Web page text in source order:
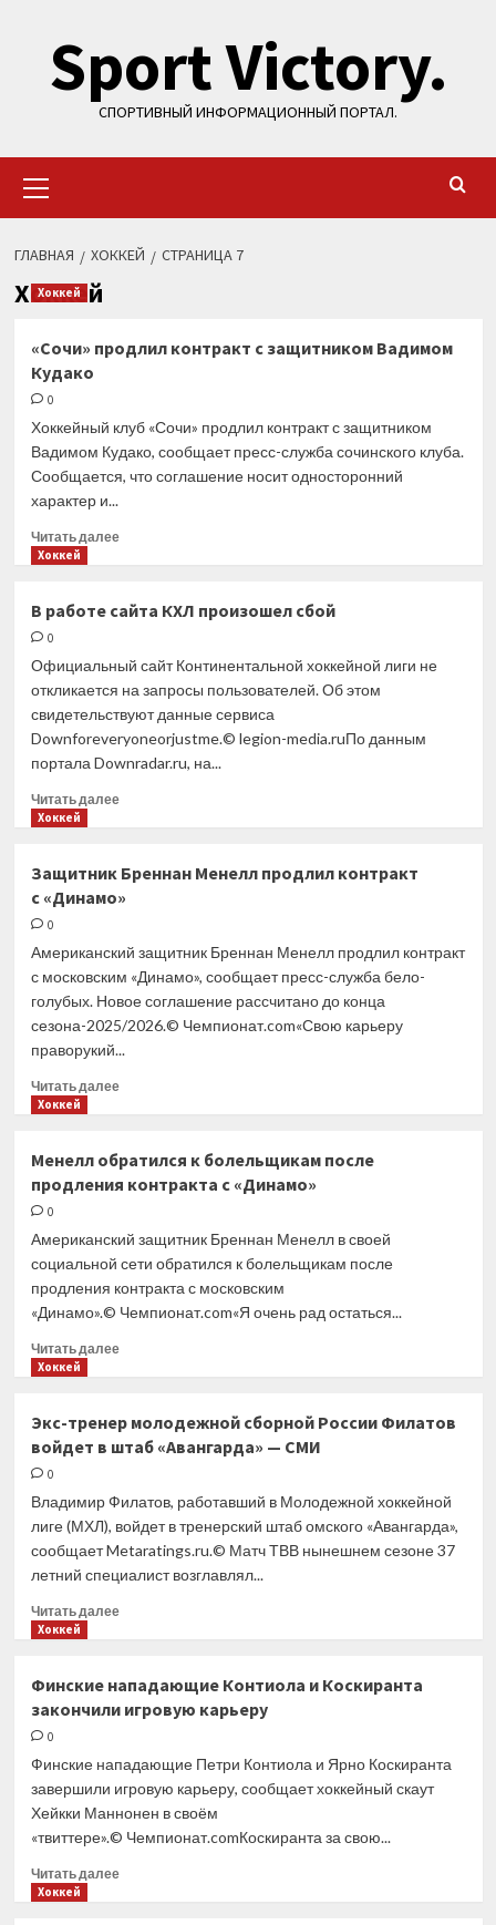
содержимому
Sport Victory.
СПОРТИВНЫЙ ИНФОРМАЦИОННЫЙ ПОРТАЛ.
меню
ГЛАВНАЯ ХОККЕЙ СТРАНИЦА 7
Хоккей
Хоккей
«Сочи» продлил контракт с защитником Вадимом
Кудако
0
Хоккейный клуб «Сочи» продлил контракт с защитником
Вадимом Кудако, сообщает пресс-служба сочинского клуба.
Сообщается, что соглашение носит односторонний
характер и...
Читать далееПрочитать
продлил
с защитником
Хоккей
В работе сайта КХЛ произошел сбой
0
Официальный сайт Континентальной хоккейной лиги не
откликается на запросы пользователей. Об этом
свидетельствуют данные сервиса
Downforeveryoneorjustme.© legion-media.ruПо данным
портала Downradar.ru, на...
Читать далееПрочитать
сайта
КХЛ
сбой
Хоккей
Защитник Бреннан Менелл продлил контракт
с «Динамо»
0
Американский защитник Бреннан Менелл продлил контракт
с московским «Динамо», сообщает пресс-служба бело-
голубых. Новое соглашение рассчитано до конца
сезона-2025/2026.© Чемпионат.com«Свою карьеру
праворукий...
Читать далееПрочитать
Бреннан
Менелл
контракт
с «Динамо»
Хоккей
Менелл обратился к болельщикам после
продления контракта с «Динамо»
0
Американский защитник Бреннан Менелл в своей
социальной сети обратился к болельщикам после
продления контракта с московским
«Динамо».© Чемпионат.com«Я очень рад остаться...
Читать далееПрочитать
обратился
к болельщикам
контракта
с «Динамо»
Хоккей
Экс-тренер молодежной сборной России Филатов
войдет в штаб «Авангарда» — СМИ
0
Владимир Филатов, работавший в Молодежной хоккейной
лиге (МХЛ), войдет в тренерский штаб омского «Авангарда»,
сообщает Metaratings.ru.© Матч ТВВ нынешнем сезоне 37
летний специалист возглавлял...
Читать далееПрочитать
тренер
молодежной
Филатов
войдет
в штаб
«Авангарда»
Хоккей
Финские нападающие Контиола и Коскиранта
закончили игровую карьеру
0
Финские нападающие Петри Контиола и Ярно Коскиранта
завершили игровую карьеру, сообщает хоккейный скаут
Хейкки Маннонен в своём
«твиттере».© Чемпионат.comКоскиранта за свою...
Читать далееПрочитать
Хоккей